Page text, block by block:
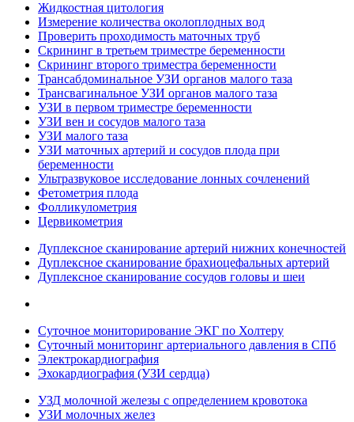
Жидкостная цитология
Измерение количества околоплодных вод
Проверить проходимость маточных труб
Скрининг в третьем триместре беременности
Скрининг второго триместра беременности
Трансабдоминальное УЗИ органов малого таза
Трансвагинальное УЗИ органов малого таза
УЗИ в первом триместре беременности
УЗИ вен и сосудов малого таза
УЗИ малого таза
УЗИ маточных артерий и сосудов плода при
беременности
Ультразвуковое исследование лонных сочленений
Фетометрия плода
Фолликулометрия
Цервикометрия
Дуплексное сканирование артерий нижних конечностей
Дуплексное сканирование брахиоцефальных артерий
Дуплексное сканирование сосудов головы и шеи
Суточное мониторирование ЭКГ по Холтеру
Суточный мониторинг артериального давления в СПб
Электрокардиография
Эхокардиография (УЗИ сердца)
УЗД молочной железы с определением кровотока
УЗИ молочных желез